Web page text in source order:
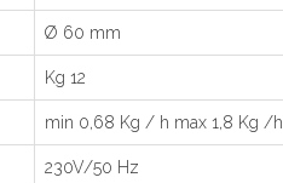
Ø 60 mm
Kg 12
min 0,68 Kg / h max 1,8 Kg /h
230V/50 Hz